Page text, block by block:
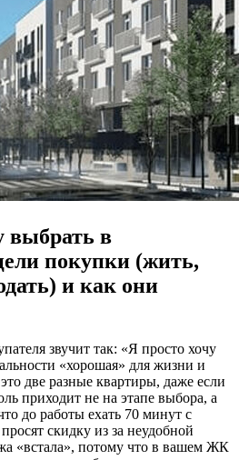
выбрать в
покупки (жить,
и как они
звучит так: «Я просто хочу
«хорошая» для жизни и
две разные квартиры, даже если
приходит не на этапе выбора, а
до работы ехать 70 минут с
скидку из за неудобной
«встала», потому что в вашем ЖК